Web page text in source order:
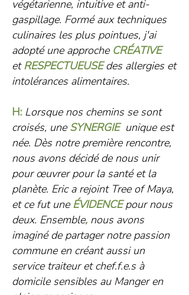
végétarienne, intuitive et anti-
gaspillage. Formé aux techniques
culinaires les plus pointues, j'ai
adopté une approcheCRÉATIVE
etRESPECTUEUSEdes allergies et
intolérances alimentaires.
H: Lorsque nos chemins se sont
croisés, une SYNERGIE uniqueest
née. Dès notre première rencontre,
nous avons décidé de nous unir
pour œuvrer pour la santé et la
planète. Eric a rejoint Tree of Maya,
et ce fut une ÉVIDENCEpour nous
deux. Ensemble, nous avons
imaginé de partager notre passion
commune en créant aussi un
service traiteur et chef.f.e.s à
domicile sensibles au Manger en